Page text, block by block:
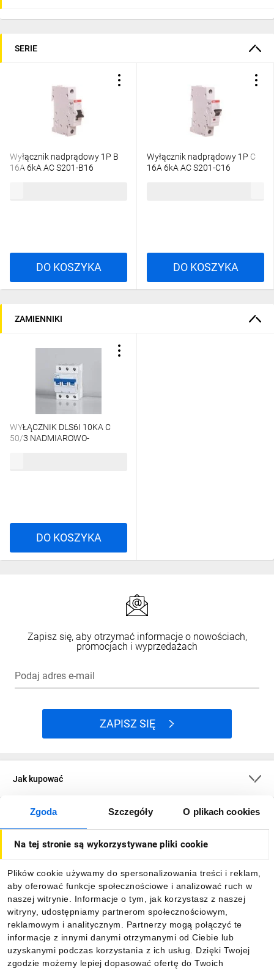
Zgoda Szczegóły O plikach cookies
Na tej stronie są wykorzystywane pliki cookie
Plików cookie używamy do spersonalizowania treści i reklam,
aby oferować funkcje społecznościowe i analizować ruch w
naszej witrynie. Informacje o tym, jak korzystasz z naszej
witryny, udostępniamy partnerom społecznościowym,
reklamowym i analitycznym. Partnerzy mogą połączyć te
informacje z innymi danymi otrzymanymi od Ciebie lub
uzyskanymi podczas korzystania z ich usług. Dzięki Twojej
zgodzie możemy lepiej dopasować ofertę do Twoich
SERIE
Wyłącznik nadprądowy 1P B
16A 6kA AC S201-B16
DO KOSZYKA
Wyłącznik nadprądowy 1P C
16A 6kA AC S201-C16
DO KOSZYKA
ZAMIENNIKI
WYŁĄCZNIK DLS6I 10KA C
50/3 NADMIAROWO-
DO KOSZYKA
Zapisz się, aby otrzymać informacje o nowościach,
promocjach i wyprzedażach
Podaj adres e-mail
ZAPISZ SIĘ
Jak kupować
O firmie
Informacje
Pobierz naszą aplikację mobilną: